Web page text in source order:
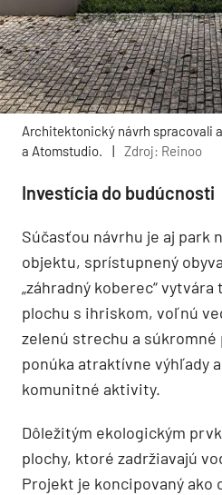
Architektonický návrh spracovali
a Atomstudio.
Zdroj: Reinoo
Investícia do budúcnosti
Súčasťou návrhu je aj park
objektu, sprístupnený
„záhradný koberec“
plochu s ihriskom, voľnú
zelenú strechu a súkromné
ponúka atraktívne výhľady
komunitné aktivity.
Dôležitým ekologickým
plochy, ktoré zadržiavajú
Projekt je koncipovaný ako